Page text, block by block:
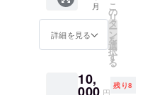
能な
クーポ
ンを追
アにて
3000円
バッジ
+特製ス
テッ
カー
+500円
ン 商品
化する
月
詳細を見る
こ
の
リ
タ
ー
ン
を
選
択
す
る
10,
円
残り8